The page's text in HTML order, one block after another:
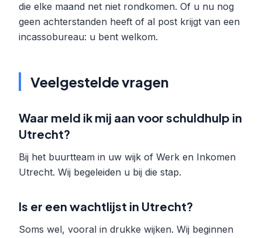
die elke maand net niet rondkomen. Of u nu nog
geen achterstanden heeft of al post krijgt van een
incassobureau: u bent welkom.
Veelgestelde vragen
Waar meld ik mij aan voor schuldhulp in
Utrecht?
Bij het buurtteam in uw wijk of Werk en Inkomen
Utrecht. Wij begeleiden u bij die stap.
Is er een wachtlijst in Utrecht?
Soms wel, vooral in drukke wijken. Wij beginnen